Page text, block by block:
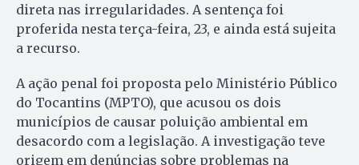
direta nas irregularidades. A sentença foi
proferida nesta terça-feira, 23, e ainda está sujeita
a recurso.
A ação penal foi proposta pelo Ministério Público
do Tocantins (MPTO), que acusou os dois
municípios de causar poluição ambiental em
desacordo com a legislação. A investigação teve
origem em denúncias sobre problemas na